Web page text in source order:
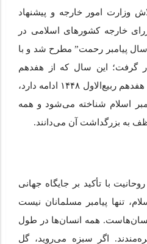
وزارت امور خارجه و پیشنهاد
خارجه کشورهای اسلامی در
به عنوان “سال پیامبر رحمت” مطرح شد و با
گرفت؛ این سال که از هفدهم
ربیع‌الاول ۱۴۴۷ آغاز شده و تا هفدهم ربیع‌الاول ۱۴۴۸ ادامه دارد،
اسلام شناخته می‌شود و همه
به بزرگداشت آن می‌دانند.
با تأکید بر جایگاه جهانی
تنها پیامبر مسلمانان نیست
انسان‌هاست. همه انسان‌ها در طول
اگر سبزه می‌روید، گل